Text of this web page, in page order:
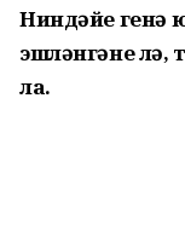
Ниндәйе генә
эшләнгәне лә,
ла.